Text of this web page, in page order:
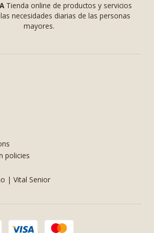
Tienda online de productos y servicios
necesidades diarias de las personas
mayores.
policies
| Vital Senior